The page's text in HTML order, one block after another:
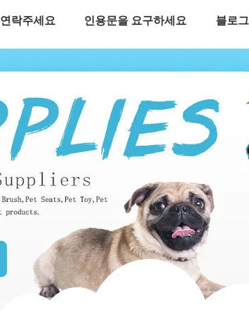
연락주세요 인용문을 요구하세요 블로